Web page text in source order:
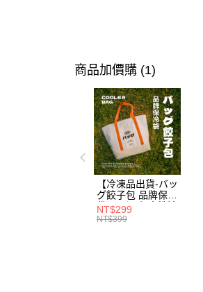
商品加價購 (1)
【冷凍品出貨-バッ
グ餃子包 品牌保冷
袋】 🍃環保水性油
墨無毒首選❌不含
NT$299
NT$399